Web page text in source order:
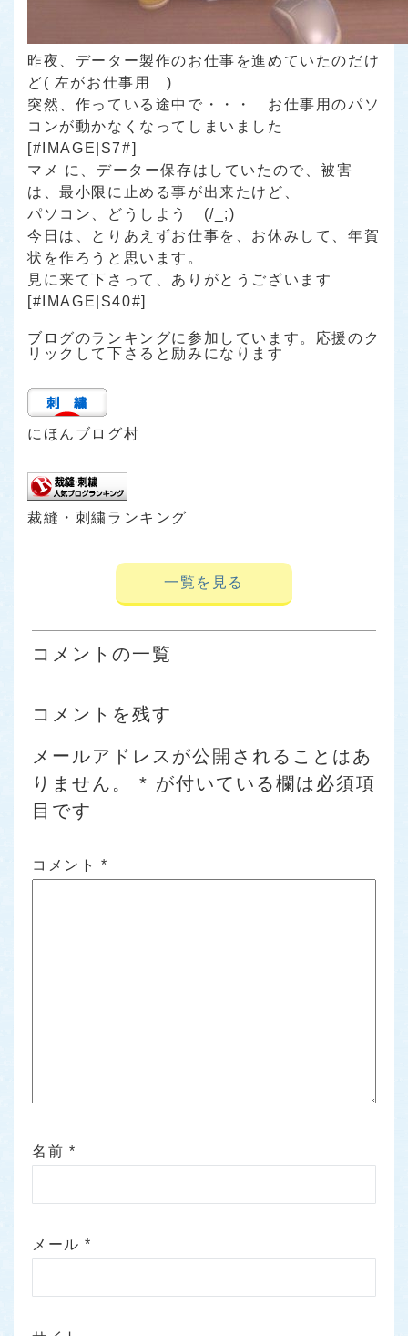
昨夜、データー製作のお仕事を進めていたのだけ
ど( 左がお仕事用 )
突然、作っている途中で・・・ お仕事用のパソ
コンが動かなくなってしまいました
[#IMAGE|S7#]
マメ に、データー保存はしていたので、被害
は、最小限に止める事が出来たけど、
パソコン、どうしよう (/_;)
今日は、とりあえずお仕事を、お休みして、年賀
状を作ろうと思います。
見に来て下さって、ありがとうございます
[#IMAGE|S40#]
ブログのランキングに参加しています。応援のク
リックして下さると励みになります
にほんブログ村
裁縫・刺繍ランキング
一覧を見る
コメントの一覧
コメントを残す
メールアドレスが公開されることはあ
りません。
* が付いている欄は必須項
目です
コメント *
名前 *
メール*